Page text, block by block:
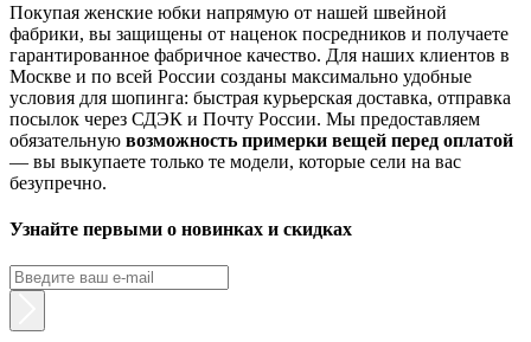
Покупая женские юбки напрямую от нашей швейной
фабрики, вы защищены от наценок посредников и получаете
гарантированное фабричное качество. Для наших клиентов в
Москве и по всей России созданы максимально удобные
условия для шопинга: быстрая курьерская доставка, отправка
посылок через СДЭК и Почту России. Мы предоставляем
обязательную возможность примерки вещей перед оплатой
— вы выкупаете только те модели, которые сели на вас
безупречно.
Узнайте первыми о новинках и скидках